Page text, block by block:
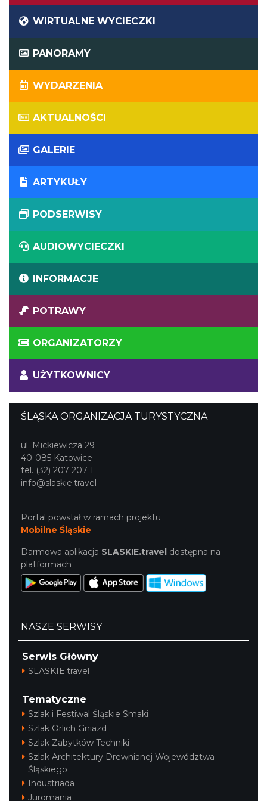
WIRTUALNE WYCIECZKI
PANORAMY
WYDARZENIA
AKTUALNOŚCI
GALERIE
ARTYKUŁY
PODSERWISY
AUDIOWYCIECZKI
INFORMACJE
POTRAWY
ORGANIZATORZY
UŻYTKOWNICY
ŚLĄSKA ORGANIZACJA TURYSTYCZNA
ul. Mickiewicza 29
40-085 Katowice
tel. (32) 207 207 1
info@slaskie.travel
Portal powstał w ramach projektu
Mobilne Śląskie
Darmowa aplikacja SLASKIE.travel dostępna na
platformach
NASZE SERWISY
Serwis Główny
SLASKIE.travel
Tematyczne
Szlak i Festiwal Śląskie Smaki
Szlak Orlich Gniazd
Szlak Zabytków Techniki
Szlak Architektury Drewnianej Województwa
Śląskiego
Industriada
Juromania